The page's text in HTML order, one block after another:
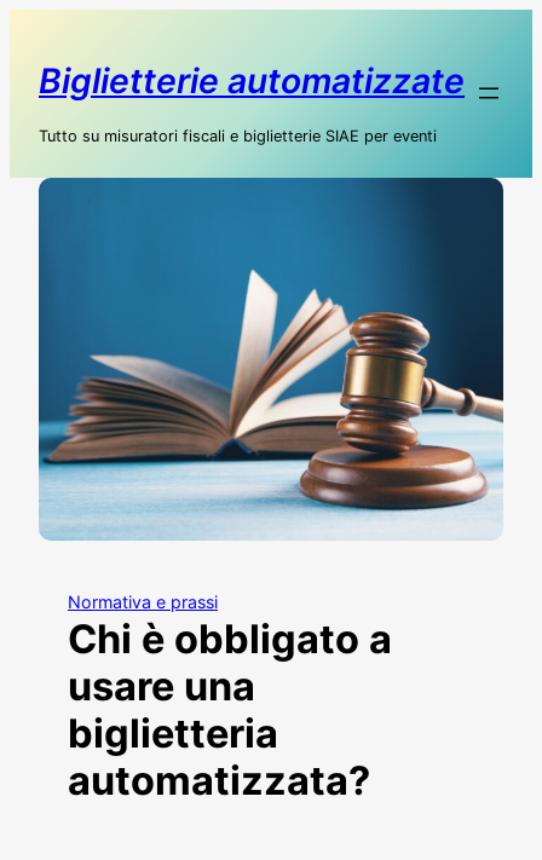
Biglietterie automatizzate
Tutto su misuratori fiscali e biglietterie SIAE per eventi
Normativa e prassi
Chi è obbligato a
usare una
biglietteria
automatizzata?